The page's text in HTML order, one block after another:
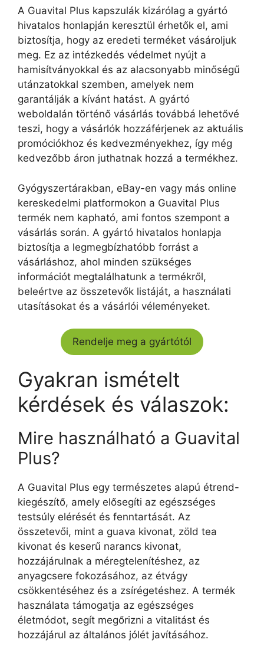
A Guavital Plus kapszulák kizárólag a gyártó
hivatalos honlapján keresztül érhetők el, ami
biztosítja, hogy az eredeti terméket vásároljuk
meg. Ez az intézkedés védelmet nyújt a
hamisítványokkal és az alacsonyabb minőségű
utánzatokkal szemben, amelyek nem
garantálják a kívánt hatást. A gyártó
weboldalán történő vásárlás továbbá lehetővé
teszi, hogy a vásárlók hozzáférjenek az aktuális
promóciókhoz és kedvezményekhez, így még
kedvezőbb áron juthatnak hozzá a termékhez.
Gyógyszertárakban, eBay-en vagy más online
kereskedelmi platformokon a Guavital Plus
termék nem kapható, ami fontos szempont a
vásárlás során. A gyártó hivatalos honlapja
biztosítja a legmegbízhatóbb forrást a
vásárláshoz, ahol minden szükséges
információt megtalálhatunk a termékről,
beleértve az összetevők listáját, a használati
utasításokat és a vásárlói véleményeket.
Rendelje meg a gyártótól
Gyakran ismételt
kérdések és válaszok:
Mire használható a Guavital
Plus?
A Guavital Plus egy természetes alapú étrend-
kiegészítő, amely elősegíti az egészséges
testsúly elérését és fenntartását. Az
összetevői, mint a guava kivonat, zöld tea
kivonat és keserű narancs kivonat,
hozzájárulnak a méregtelenítéshez, az
anyagcsere fokozásához, az étvágy
csökkentéséhez és a zsírégetéshez. A termék
használata támogatja az egészséges
életmódot, segít megőrizni a vitalitást és
hozzájárul az általános jólét javításához.